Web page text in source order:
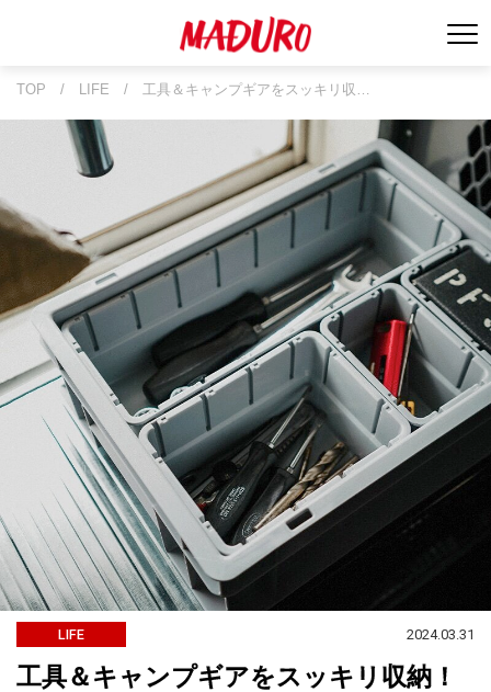
TOP / LIFE / 工具＆キャンプギアをスッキリ収…
LIFE 2024.03.31
工具＆キャンプギアをスッキリ収納！